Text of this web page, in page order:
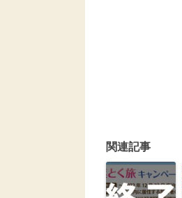
関連記事